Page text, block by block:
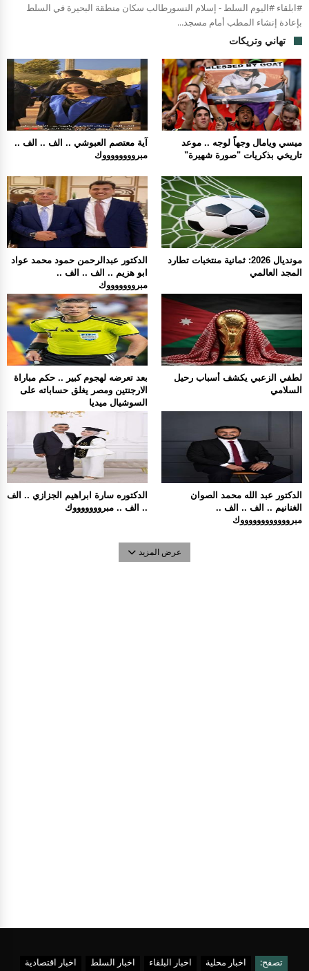
#ابلقاء #اليوم السلط - إسلام النسورطالب سكان منطقة البحيرة في السلط
بإعادة إنشاء المطب أمام مسجد...
تهاني وتريكات
آية معتصم العبوشي .. الف .. الف ..
مبرووووووووك
ميسي ويامال وجهاً لوجه .. موعد
تاريخي بذكريات "صورة شهيرة"
الدكتور عبدالرحمن حمود محمد عواد
ابو هزيم .. الف .. الف ..
مبروووووووك
مونديال 2026: ثمانية منتخبات تطارد
المجد العالمي
بعد تعرضه لهجوم كبير .. حكم مباراة
الارجنتين ومصر يغلق حساباته على
السوشيال ميديا
لطفي الزعبي يكشف أسباب رحيل
السلامي
الدكتوره سارة ابراهيم الجزازي .. الف
.. الف .. مبروووووووك
الدكتور عبد الله محمد الصوان
الغنانيم .. الف .. الف ..
مبرووووووووووووك
عرض المزيد
تصفح: اخبار محلية اخبار البلقاء اخبار السلط اخبار اقتصادية